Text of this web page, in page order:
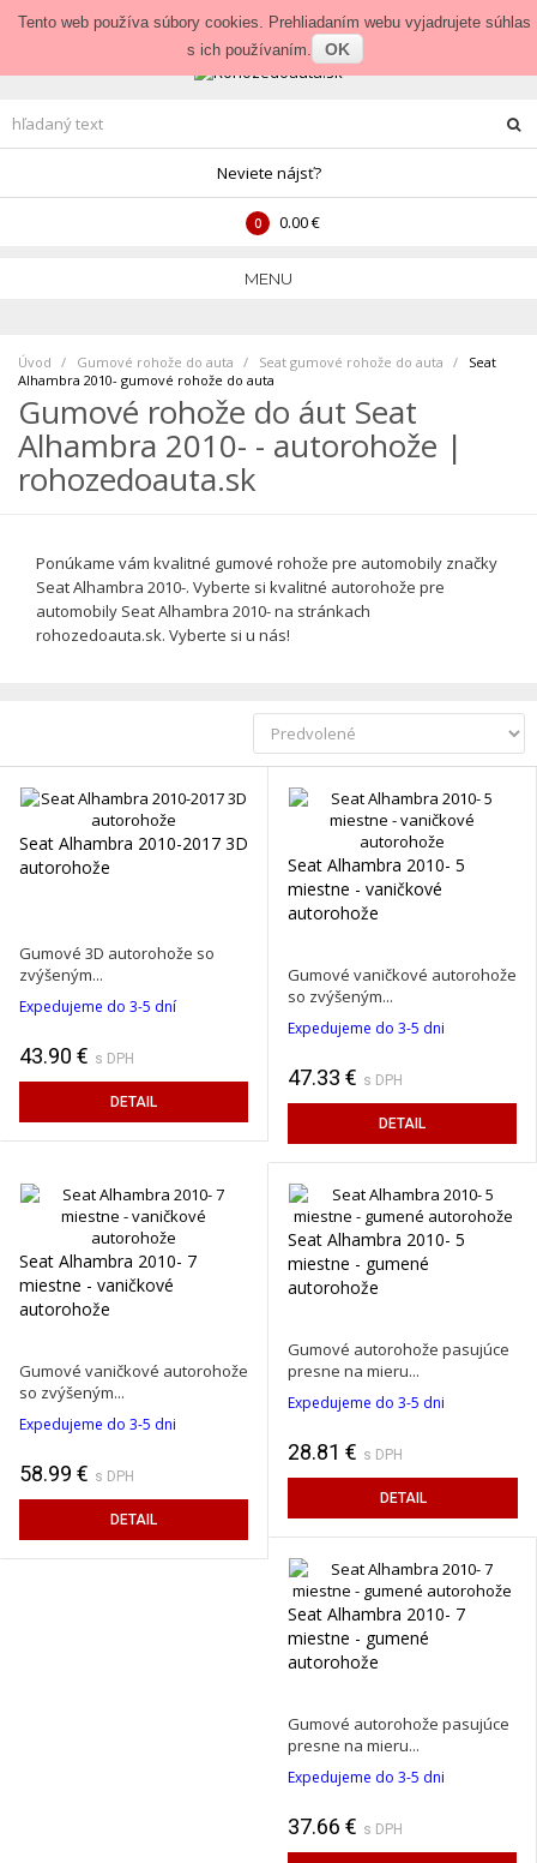
Prihlásenie • Veľkoobchod
Neviete nájsť?
0 0.00 €
MENU
Úvod Gumové rohože do auta Seat gumové rohože do auta
Seat
Alhambra 2010- gumové rohože do auta
Gumové rohože do áut Seat
Alhambra 2010- - autorohože |
rohozedoauta.sk
Ponúkame vám kvalitné gumové rohože pre automobily značky
Seat Alhambra 2010-. Vyberte si kvalitné autorohože pre
automobily Seat Alhambra 2010- na stránkach
rohozedoauta.sk. Vyberte si u nás!
Seat Alhambra 2010-2017 3D
autorohože
Gumové 3D autorohože so
zvýšeným...
Expedujeme do 3-5 dní
43.90 € s DPH
DETAIL
Seat Alhambra 2010- 5
miestne - vaničkové
autorohože
Gumové vaničkové autorohože
so zvýšeným...
Expedujeme do 3-5 dni
47.33 € s DPH
DETAIL
Seat Alhambra 2010- 7
miestne - vaničkové
autorohože
Gumové vaničkové autorohože
so zvýšeným...
Expedujeme do 3-5 dni
58.99 € s DPH
DETAIL
Seat Alhambra 2010- 5
miestne - gumené
autorohože
Gumové autorohože pasujúce
presne na mieru...
Expedujeme do 3-5 dni
28.81 € s DPH
DETAIL
Seat Alhambra 2010- 7
miestne - gumené
autorohože
Gumové autorohože pasujúce
presne na mieru...
Expedujeme do 3-5 dni
37.66 € s DPH
Tento web používa súbory cookies. Prehliadaním webu vyjadrujete súhlas
s ich používaním.
OK